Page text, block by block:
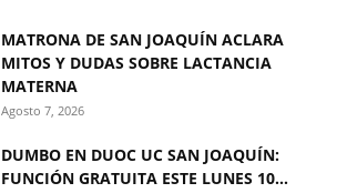
MATRONA DE SAN JOAQUÍN ACLARA
MITOS Y DUDAS SOBRE LACTANCIA
MATERNA
Agosto 7, 2026
DUMBO EN DUOC UC SAN JOAQUÍN:
FUNCIÓN GRATUITA ESTE LUNES 10...